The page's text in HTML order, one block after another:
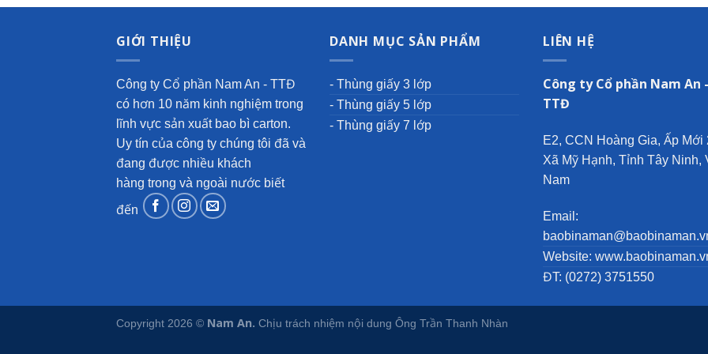
GIỚI THIỆU
Công ty Cổ phần Nam An - TTĐ
có hơn 10 năm kinh nghiệm trong
lĩnh vực sản xuất bao bì carton.
Uy tín của công ty chúng tôi đã và
đang được nhiều khách
hàng trong và ngoài nước biết
đến
DANH MỤC SẢN PHẨM
- Thùng giấy 3 lớp
- Thùng giấy 5 lớp
- Thùng giấy 7 lớp
LIÊN HỆ
Công ty Cổ phần Nam An -
TTĐ
E2, CCN Hoàng Gia, Ấp Mới
Xã Mỹ Hạnh, Tỉnh Tây Ninh,
Nam
Email:
Website:
ĐT: (0272) 3751550
Copyright 2026 © Nam An. Chịu trách nhiệm nội dung Ông Trần Thanh Nhàn